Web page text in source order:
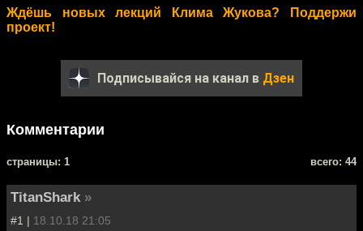
Ждёшь новых лекций Клима Жукова? Поддержи
проект!
Подписывайся на канал в Дзен
Комментарии
cтраницы: 1 всего: 44
TitanShark »
#1 | 18.10.18 21:05